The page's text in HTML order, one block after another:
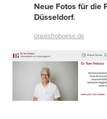
Neue Fotos für die
Düsseldorf.
praxisfroboese.de